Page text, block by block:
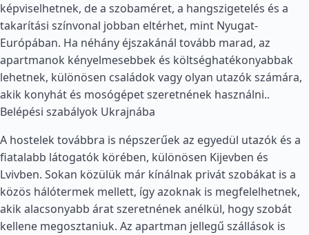
képviselhetnek, de a szobaméret, a hangszigetelés és a
takarítási színvonal jobban eltérhet, mint Nyugat-
Európában. Ha néhány éjszakánál tovább marad, az
apartmanok kényelmesebbek és költséghatékonyabbak
lehetnek, különösen családok vagy olyan utazók számára,
akik konyhát és mosógépet szeretnének használni..
Belépési szabályok Ukrajnába
A hostelek továbbra is népszerűek az egyedül utazók és a
fiatalabb látogatók körében, különösen Kijevben és
Lvivben. Sokan közülük már kínálnak privát szobákat is a
közös hálótermek mellett, így azoknak is megfelelhetnek,
akik alacsonyabb árat szeretnének anélkül, hogy szobát
kellene megosztaniuk. Az apartman jellegű szállások is